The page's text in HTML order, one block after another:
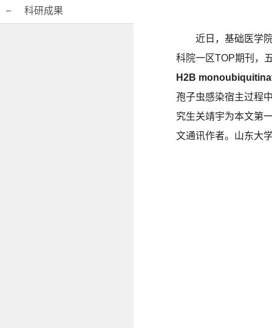
科研成果
近日，基础医学
科院一区TOP期刊，
H2B
孢子虫感染宿主过程
究生关靖宇为本文第
文通讯作者。山东大